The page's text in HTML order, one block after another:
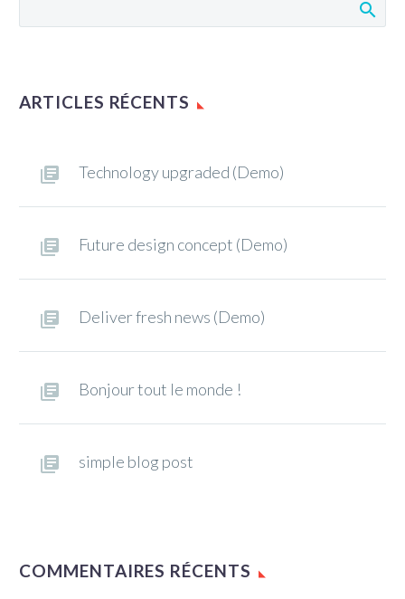
accumsan ipsum velit.
ornare odio. Sed non
elit.
ARTICLES RÉCENTS
Technology upgraded (Demo)
Future design concept (Demo)
Deliver fresh news (Demo)
Bonjour tout le monde !
simple blog post
COMMENTAIRES RÉCENTS